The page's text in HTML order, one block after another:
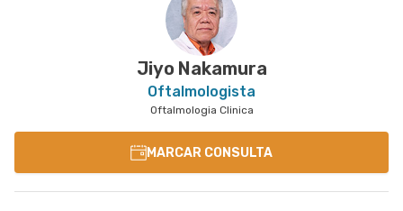
Jiyo Nakamura
Oftalmologista
Oftalmologia Clinica
MARCAR CONSULTA